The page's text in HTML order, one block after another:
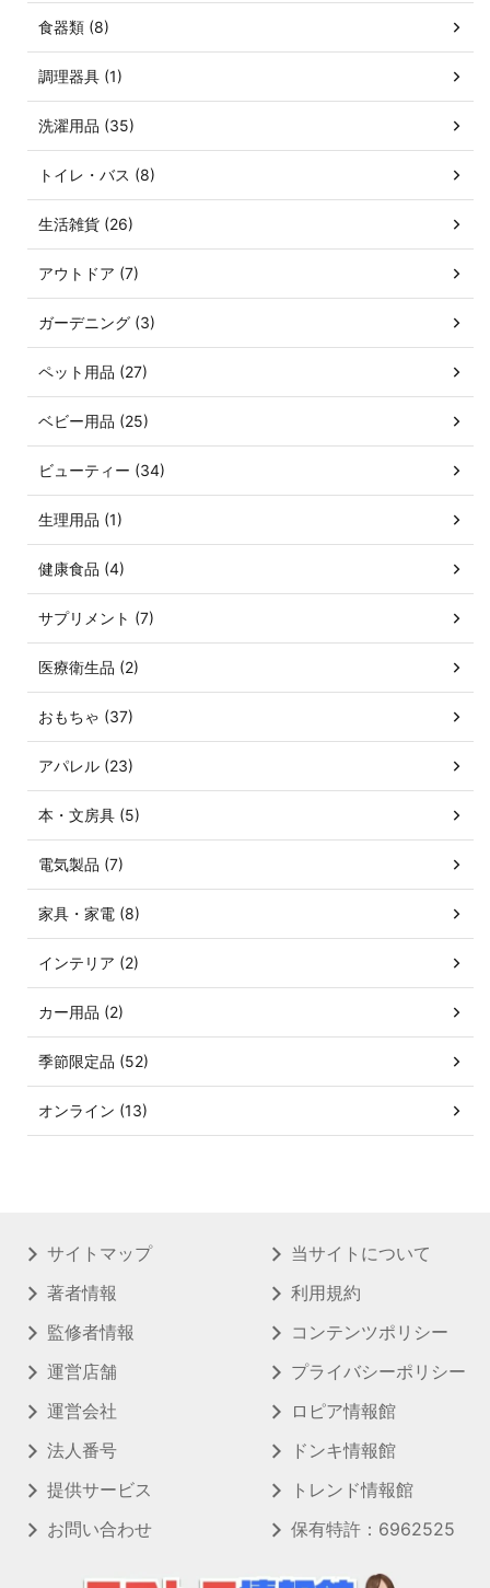
食器類 (8)
調理器具 (1)
洗濯用品 (35)
トイレ・バス (8)
生活雑貨 (26)
アウトドア (7)
ガーデニング (3)
ペット用品 (27)
ベビー用品 (25)
ビューティー (34)
生理用品 (1)
健康食品 (4)
サプリメント (7)
医療衛生品 (2)
おもちゃ (37)
アパレル (23)
本・文房具 (5)
電気製品 (7)
家具・家電 (8)
インテリア (2)
カー用品 (2)
季節限定品 (52)
オンライン (13)
サイトマップ
著者情報
監修者情報
運営店舗
運営会社
法人番号
提供サービス
お問い合わせ
当サイトについて
利用規約
コンテンツポリシー
プライバシーポリシー
ロピア情報館
ドンキ情報館
トレンド情報館
保有特許：6962525